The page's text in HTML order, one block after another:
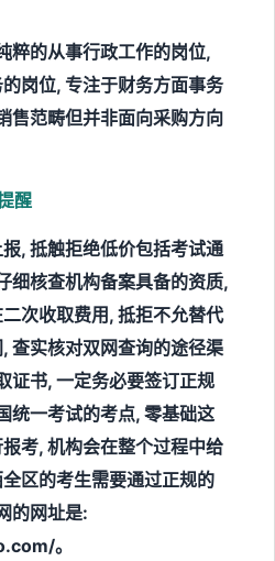
粹的从事行政工作的岗位,
岗位, 专注于财务方面事务
售范畴但并非面向采购方向
醒
, 抵触拒绝低价包括考试通
细核查机构备案具备的资质,
次收取费用, 抵拒不允替代
查实核对双网查询的途径渠
证书, 一定务必要签订正规
统一考试的考点, 零基础这
考, 机构会在整个过程中给
区的考生需要通过正规的
的网址是:
。